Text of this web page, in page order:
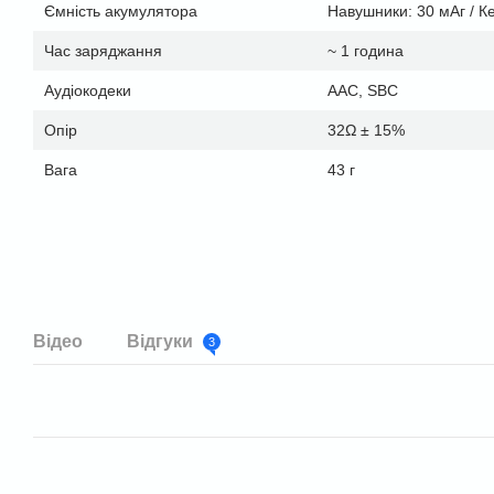
Ємність акумулятора Навушники: 30 мАг /
Час заряджання ~ 1 година
Аудіокодеки AAC, SBC
Опір 32Ω ± 15%
Вага 43 г
Відео Відгуки 3